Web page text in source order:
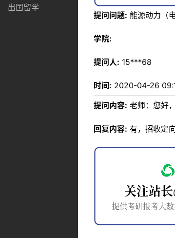
出国留学
提问问题: 能源动力（
学院:
提问人: 15***68
时间: 2020-04-26
提问内容: 老师：您好
回复内容: 有，招收定